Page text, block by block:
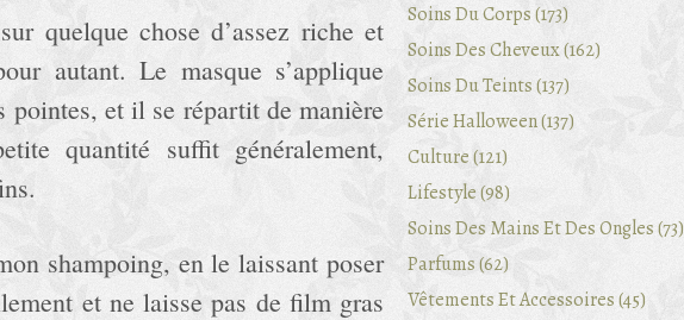
quelque chose d’assez riche et
autant. Le masque s’applique
pointes, et il se répartit de manière
quantité suffit généralement,
shampoing, en le laissant poser
et ne laisse pas de film gras
Soins Du Corps (173)
Soins Des Cheveux (162)
Soins Du Teints (137)
Série Halloween (137)
Culture (121)
Lifestyle (98)
Soins Des Mains Et Des Ongles (73)
Parfums (62)
Vêtements Et Accessoires (45)